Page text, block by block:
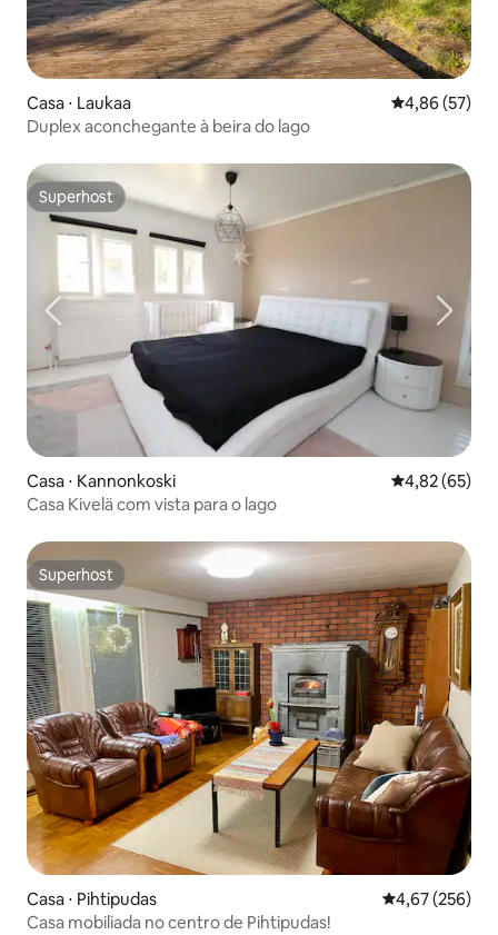
Casa ⋅ Laukaa 4,86 de uma
4,86 (57)
Duplex aconchegante à beira do lago
Superhost
Superhost
Casa ⋅ Kannonkoski 4,82 de uma
4,82 (65)
Casa Kivelä com vista para o lago
Superhost
Superhost
Casa ⋅ Pihtipudas 4,67 de uma
4,67 (256)
Casa mobiliada no centro de Pihtipudas!